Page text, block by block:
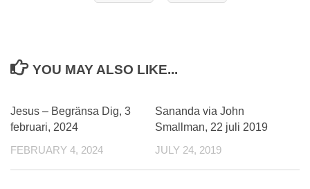
YOU MAY ALSO LIKE...
Jesus – Begränsa Dig, 3
februari, 2024
FEBRUARY 4, 2024
Sananda via John
Smallman, 22 juli 2019
JULY 24, 2019